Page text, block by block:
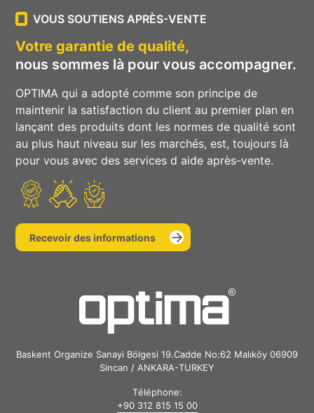
VOUS SOUTIENS APRÈS-VENTE
Votre garantie de qualité,
nous sommes là pour vous accompagner.
OPTIMA qui a adopté comme son principe de
maintenir la satisfaction du client au premier plan en
lançant des produits dont les normes de qualité sont
au plus haut niveau sur les marchés, est, toujours là
pour vous avec des services d aide après-vente.
Recevoir des informations
Baskent Organize Sanayi Bölgesi 19.Cadde No:62 Malıköy 06909
Sincan / ANKARA-TURKEY
Téléphone:
+90 312 815 15 00